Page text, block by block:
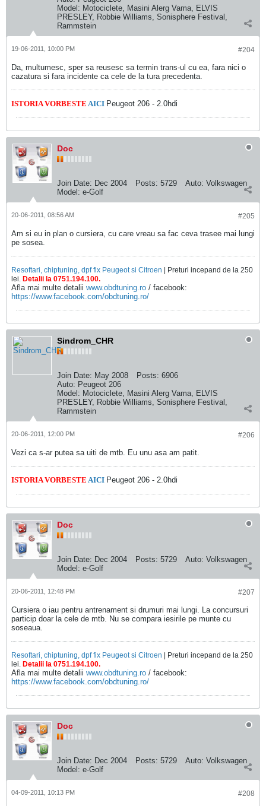
Model: Motociclete, Masini Alerg Vama, ELVIS
PRESLEY, Robbie Williams, Sonisphere Festival,
Rammstein
#204
19-06-2011, 10:00 PM
Da, multumesc, sper sa reusesc sa termin trans-ul cu ea, fara nici o
cazatura si fara incidente ca cele de la tura precedenta.
ISTORIA VORBESTE AICI Peugeot 206 - 2.0hdi
Doc
Join Date: Dec 2004 Posts: 5729 Auto: Volkswagen
Model: e-Golf
#205
20-06-2011, 08:56 AM
Am si eu in plan o cursiera, cu care vreau sa fac ceva trasee mai lungi
pe sosea.
Resoftari, chiptuning, dpf fix Peugeot si Citroen | Preturi incepand de la 250
lei. Detalii la 0751.194.100.
Afla mai multe detalii www.obdtuning.ro / facebook:
https://www.facebook.com/obdtuning.ro/
Sindrom_CHR
Join Date: May 2008 Posts: 6906
Auto: Peugeot 206
Model: Motociclete, Masini Alerg Vama, ELVIS
PRESLEY, Robbie Williams, Sonisphere Festival,
Rammstein
#206
20-06-2011, 12:00 PM
Vezi ca s-ar putea sa uiti de mtb. Eu unu asa am patit.
ISTORIA VORBESTE AICI Peugeot 206 - 2.0hdi
Doc
Join Date: Dec 2004 Posts: 5729 Auto: Volkswagen
Model: e-Golf
#207
20-06-2011, 12:48 PM
Cursiera o iau pentru antrenament si drumuri mai lungi. La concursuri
particip doar la cele de mtb. Nu se compara iesirile pe munte cu
soseaua.
Resoftari, chiptuning, dpf fix Peugeot si Citroen | Preturi incepand de la 250
lei. Detalii la 0751.194.100.
Afla mai multe detalii www.obdtuning.ro / facebook:
https://www.facebook.com/obdtuning.ro/
Doc
Join Date: Dec 2004 Posts: 5729 Auto: Volkswagen
Model: e-Golf
#208
04-09-2011, 10:13 PM